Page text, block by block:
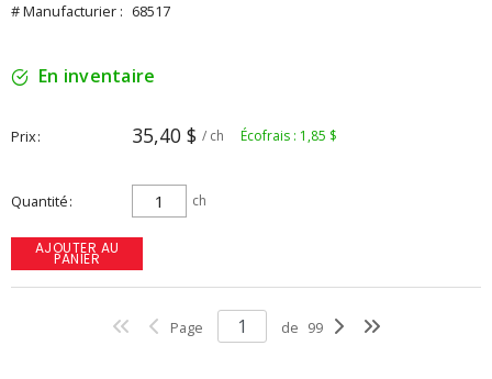
# Manufacturier : 68517
En inventaire
Prix 35,40 $ / ch Écofrais : 1,85 $
Quantité ch
AJOUTER AU
PANIER
Page de 99